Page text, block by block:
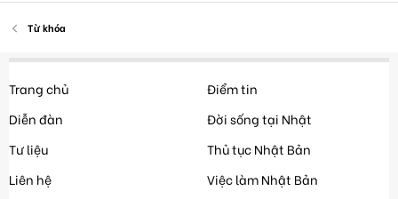
Từ khóa
Trang chủ
Diễn đàn
Tư liệu
Liên hệ
Điểm tin
Đời sống tại Nhật
Thủ tục Nhật Bản
Việc làm Nhật Bản